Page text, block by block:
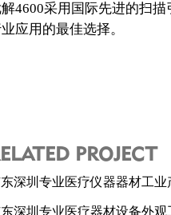
4600采用国际先进的扫
应用的最佳选择。
PROJECT
东深圳专业医疗仪器器材工
东深圳专业医疗器材设备外